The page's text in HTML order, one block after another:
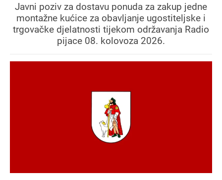
Javni poziv za dostavu ponuda za zakup jedne
montažne kućice za obavljanje ugostiteljske i
trgovačke djelatnosti tijekom održavanja Radio
pijace 08. kolovoza 2026.